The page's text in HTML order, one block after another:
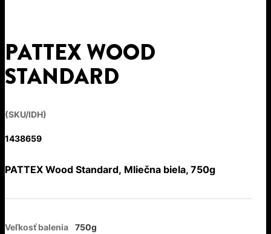
PATTEX WOOD
STANDARD
(SKU/IDH)
1438659
PATTEX Wood Standard, Mliečna biela, 750g
Veľkosť balenia 750g